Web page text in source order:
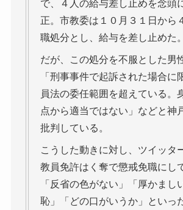
で、４人の給与差し止めを念頭
正。市教委は１０月３１日から
職処分とし、給与を差し止めた。
だが、この処分を不服とした男
「刑事事件で起訴された場合に
員法の委任範囲を超えている。
点から適当ではない」などと神
批判している。
こうした動きに対し、ツイッタ
教員免許はく奪で懲戒免職にし
「反省の色がない」「厚かまし
恥」「どの口がいうか」といっ